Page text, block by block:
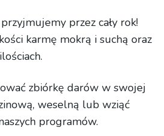
przez cały rok!
karmę mokrą i suchą oraz
zbiórkę darów w swojej
weselną lub wziąć
programów.